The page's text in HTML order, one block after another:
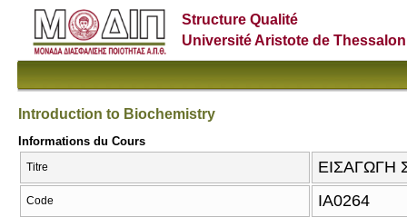
Structure Qualité
Université Aristote de
Introduction to Biochemistry
Informations du Cours
Titre ΕΙΣΑΓΩΓΗ
Code ΙΑ0264